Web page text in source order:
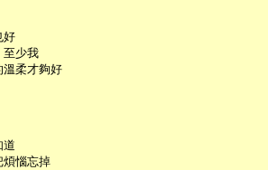
好
少我
柔才夠好
道
惱忘掉